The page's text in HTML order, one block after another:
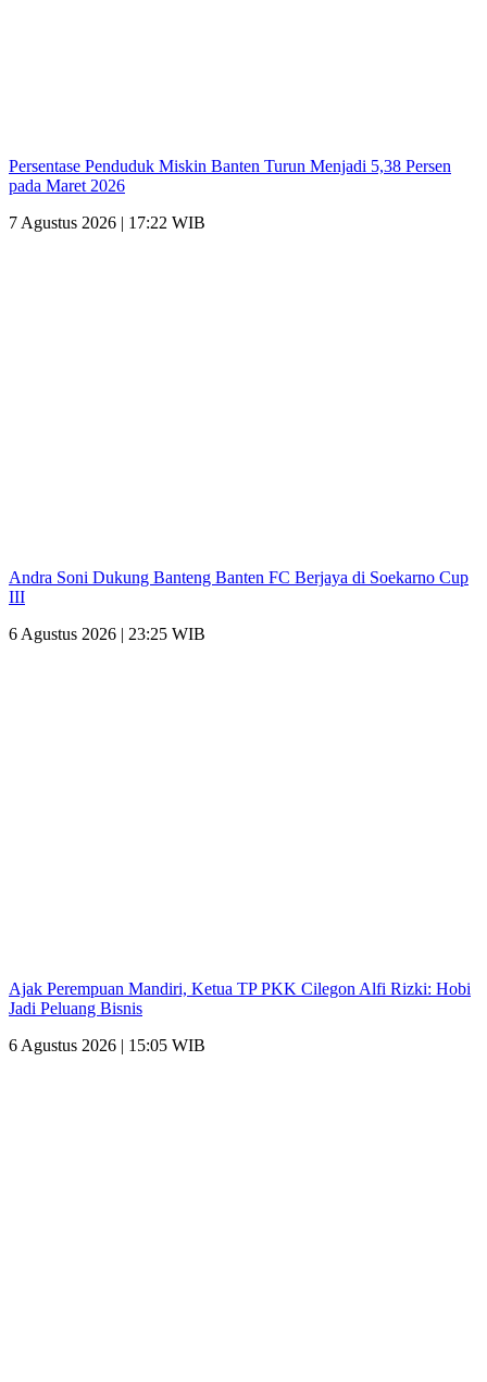
Persentase Penduduk Miskin Banten Turun Menjadi 5,38 Persen
pada Maret 2026
7 Agustus 2026 | 17:22 WIB
Andra Soni Dukung Banteng Banten FC Berjaya di Soekarno Cup
III
6 Agustus 2026 | 23:25 WIB
Ajak Perempuan Mandiri, Ketua TP PKK Cilegon Alfi Rizki: Hobi
Jadi Peluang Bisnis
6 Agustus 2026 | 15:05 WIB